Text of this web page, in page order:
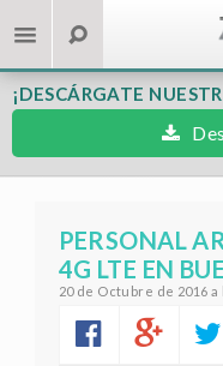
¡DESCÁRGATE
PERSONAL
4G LTE EN
20 de Octubre de 2016 a